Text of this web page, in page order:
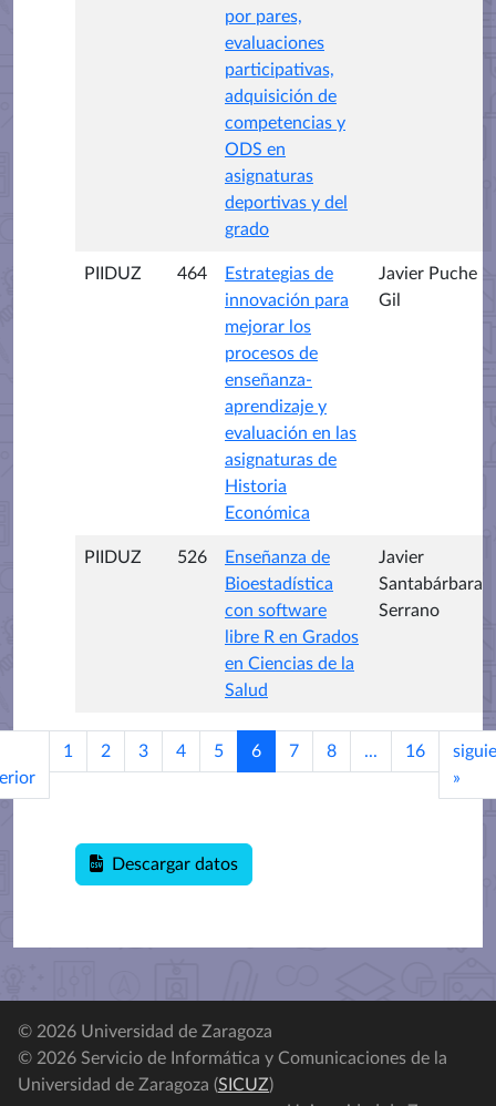
por pares,
evaluaciones
participativas,
adquisición de
competencias y
ODS en
asignaturas
deportivas y del
grado
PIIDUZ 464
Estrategias de
innovación para
mejorar los
procesos de
enseñanza-
aprendizaje y
evaluación en las
asignaturas de
Historia
Económica
Javier Puche
Gil
PIIDUZ 526
Enseñanza de
Bioestadística
con software
libre R en Grados
en Ciencias de la
Salud
Javier
Santabárbara
Serrano
1 2 3 4 5 6 7 8 ... 16
»
Descargar datos
© 2026 Universidad de Zaragoza
© 2026 Servicio de Informática y Comunicaciones de la
Universidad de Zaragoza (SICUZ)